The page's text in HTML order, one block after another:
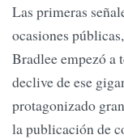
Las primeras
ocasiones
Bradlee empezó a
declive de ese
protagonizado
la publicación de